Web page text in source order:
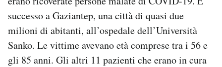
AREA PERSONALE
Area Personale
Newsletter
Notifiche mobile
successo a Gaziantep, una città di quasi due
milioni di abitanti, all’ospedale dell’Università
Sanko. Le vittime avevano età comprese tra i 56 e
gli 85 anni. Gli altri 11 pazienti che erano in cura